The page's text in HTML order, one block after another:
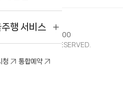
행 서비스
청 통합예약
대로243번길 42
031-8045-6500
ALL RIGHT RESERVED.